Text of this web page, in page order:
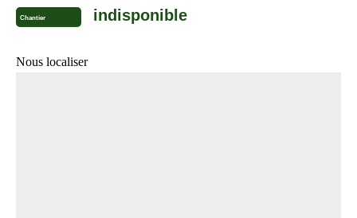
Chantier indisponible
Nous localiser